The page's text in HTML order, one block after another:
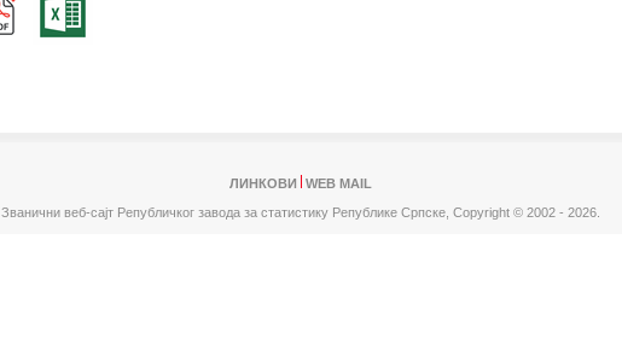
ЛИНКОВИ
WEB MAIL
Званични веб-сајт Републичког завода за статистику Републике Српске, Copyright © 2002 - 2026.